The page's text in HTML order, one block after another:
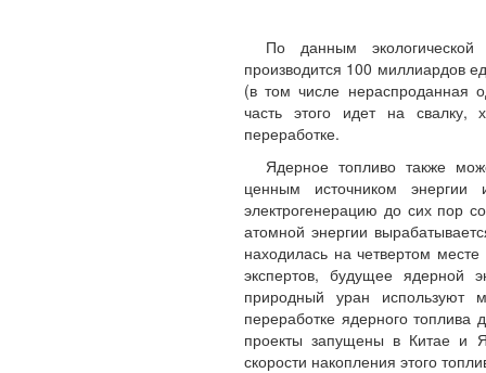
По данным
производится 100 миллиардов
(в том числе нераспроданная
часть этого идет на свалку,
переработке.
Ядерное топливо также
ценным источником
электрогенерацию до сих пор
атомной энергии
находилась на четвертом
экспертов, будущее ядерной
природный уран используют
переработке ядерного
проекты запущены в Китае и
скорости накопления этого